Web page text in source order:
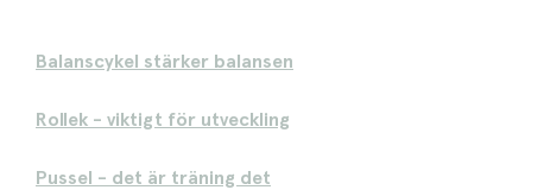
Balanscykel stärker balansen
Rollek - viktigt för utveckling
Pussel - det är träning det